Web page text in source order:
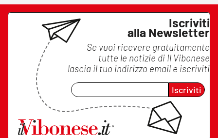
Iscriviti
alla Newsletter
Se vuoi ricevere gratuitamente
tutte le notizie di Il Vibonese
lascia il tuo indirizzo email e iscriviti
Iscriviti